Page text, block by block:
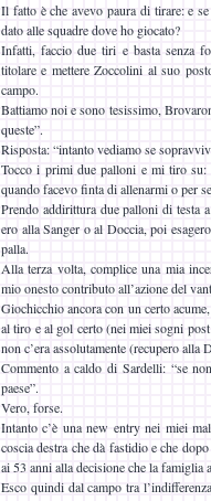
Il fatto è che avevo paura di tirare: e
dato alle squadre dove ho giocato?
Infatti, faccio due tiri e basta senza
titolare e mettere Zoccolini al suo
campo.
Battiamo noi e sono tesissimo,
queste”.
Risposta: “intanto vediamo se
Tocco i primi due palloni e mi tiro
quando facevo finta di allenarmi o per
Prendo addirittura due palloni di testa
ero alla Sanger o al Doccia, poi
palla.
Alla terza volta, complice una mia
mio onesto contributo all’azione del
Giochicchio ancora con un certo
al tiro e al gol certo (nei miei sogni
non c’era assolutamente (recupero
Commento a caldo di Sardelli: “se
paese”.
Vero, forse.
Intanto c’è una new entry nei miei
coscia destra che dà fastidio e che
ai 53 anni alla decisione che la famiglia
Esco quindi dal campo tra